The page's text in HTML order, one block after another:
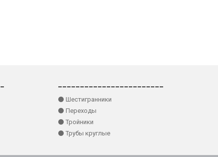
⚫ Шестигранники
⚫ Переходы
⚫ Тройники
⚫ Трубы круглые